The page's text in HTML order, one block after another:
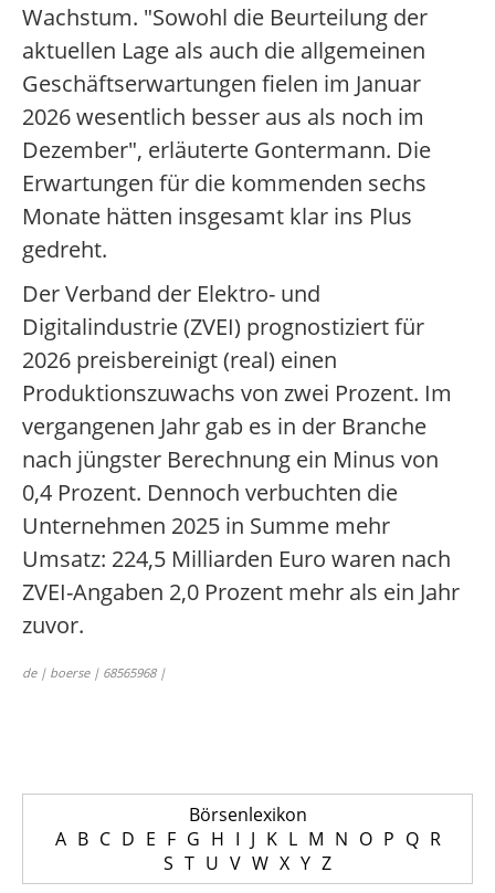
Wachstum. "Sowohl die Beurteilung der
aktuellen Lage als auch die allgemeinen
Geschäftserwartungen fielen im Januar
2026 wesentlich besser aus als noch im
Dezember", erläuterte Gontermann. Die
Erwartungen für die kommenden sechs
Monate hätten insgesamt klar ins Plus
gedreht.
Der Verband der Elektro- und
Digitalindustrie (ZVEI) prognostiziert für
2026 preisbereinigt (real) einen
Produktionszuwachs von zwei Prozent. Im
vergangenen Jahr gab es in der Branche
nach jüngster Berechnung ein Minus von
0,4 Prozent. Dennoch verbuchten die
Unternehmen 2025 in Summe mehr
Umsatz: 224,5 Milliarden Euro waren nach
ZVEI-Angaben 2,0 Prozent mehr als ein Jahr
zuvor.
de | boerse | 68565968 |
Börsenlexikon
A B C D E F G H I J K L M N O P Q R
S T U V W X Y Z